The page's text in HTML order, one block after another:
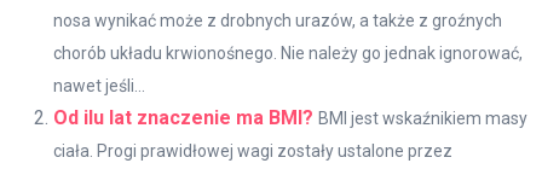
nosa wynikać może z drobnych urazów, a także z groźnych
chorób układu krwionośnego. Nie należy go jednak ignorować,
nawet jeśli...
Od ilu lat znaczenie ma BMI? BMI jest wskaźnikiem masy
ciała. Progi prawidłowej wagi zostały ustalone przez